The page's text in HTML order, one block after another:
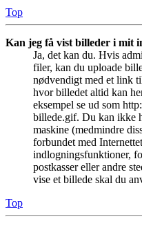
Top
Kan jeg få vist billeder i mit
Ja, det kan du. Hvis
filer, kan du uploade
nødvendigt med et link
hvor billedet altid kan
eksempel se ud som
billede.gif. Du kan ikke
maskine (medmindre
forbundet med
indlogningsfunktioner,
postkasser eller andre
vise et billede skal du
Top